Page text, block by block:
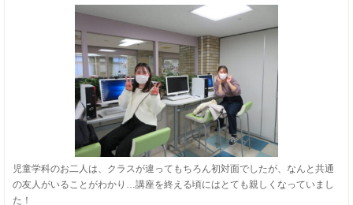
児童学科のお二人は、クラスが違ってもちろん初対面でしたが、なんと共通
の友人がいることがわかり…講座を終える頃にはとても親しくなっていまし
た！